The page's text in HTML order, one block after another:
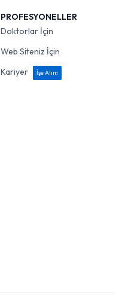
PROFESYONELLER
Doktorlar İçin
Web Siteniz İçin
Kariyer
İşe Alım